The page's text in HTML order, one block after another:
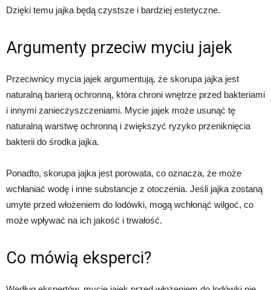
Dzięki temu jajka będą czystsze i bardziej estetyczne.
Argumenty przeciw myciu jajek
Przeciwnicy mycia jajek argumentują, że skorupa jajka jest
naturalną barierą ochronną, która chroni wnętrze przed bakteriami
i innymi zanieczyszczeniami. Mycie jajek może usunąć tę
naturalną warstwę ochronną i zwiększyć ryzyko przeniknięcia
bakterii do środka jajka.
Ponadto, skorupa jajka jest porowata, co oznacza, że może
wchłaniać wodę i inne substancje z otoczenia. Jeśli jajka zostaną
umyte przed włożeniem do lodówki, mogą wchłonąć wilgoć, co
może wpływać na ich jakość i trwałość.
Co mówią eksperci?